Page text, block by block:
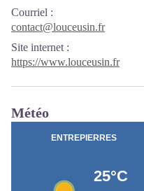
Courriel :
contact@louceusin.fr
Site internet :
https://www.louceusin.fr
Météo